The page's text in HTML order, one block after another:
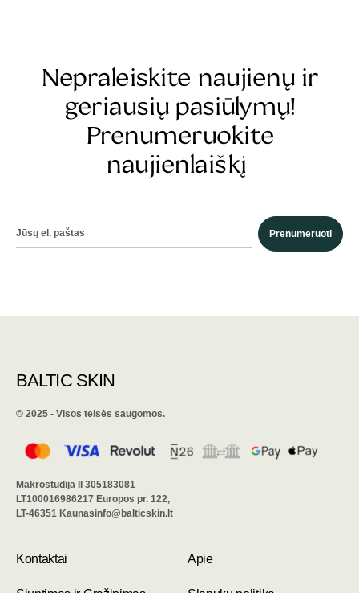
Nepraleiskite naujienų ir
geriausių pasiūlymų!
Prenumeruokite
naujienlaiškį
Prenumeruoti
BALTIC SKIN
©️ 2025 - Visos teisės saugomos.
Kontaktai Apie
Makrostudija II 305183081
LT100016986217 Europos pr. 122,
LT-46351 Kaunasinfo@balticskin.lt